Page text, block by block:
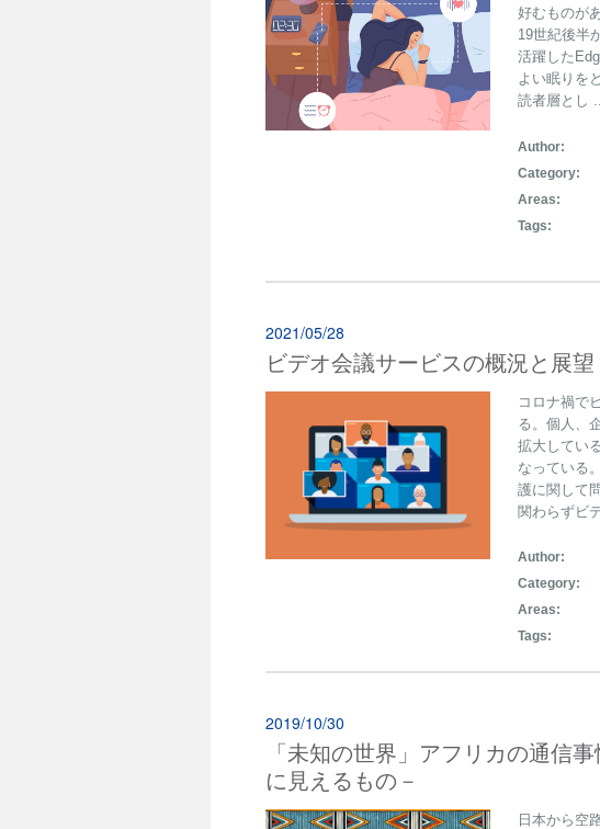
好むものが
19世紀後半
活躍した
よい眠りを
読者層とし
Author:
Category:
Areas:
Tags:
2021/05/28
ビデオ会議サービスの概況と
コロナ禍で
る。個人、
拡大してい
なっている
護に関して
関わらずビ
Author:
Category:
Areas:
Tags:
2019/10/30
「未知の世界」アフリカの通信
に見えるもの－
日本から空